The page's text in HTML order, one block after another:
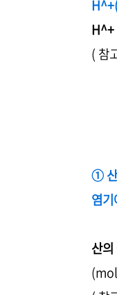
H^+
( 참
① 산
염
산